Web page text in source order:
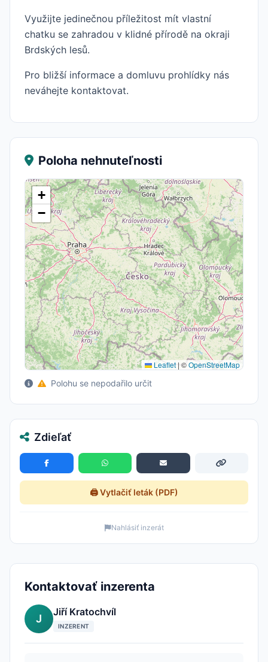
Využijte jedinečnou příležitost mít vlastní
chatku se zahradou v klidné přírodě na okraji
Brdských lesů.
Pro bližší informace a domluvu prohlídky nás
neváhejte kontaktovat.
Poloha nehnuteľnosti
+
−
Leaflet | ©OpenStreetMap
Polohu se nepodařilo určit
Zdieľať
🖨️ Vytlačiť leták (PDF)
Nahlásiť inzerát
Kontaktovať inzerenta
J
Jiří Kratochvíl
INZERENT